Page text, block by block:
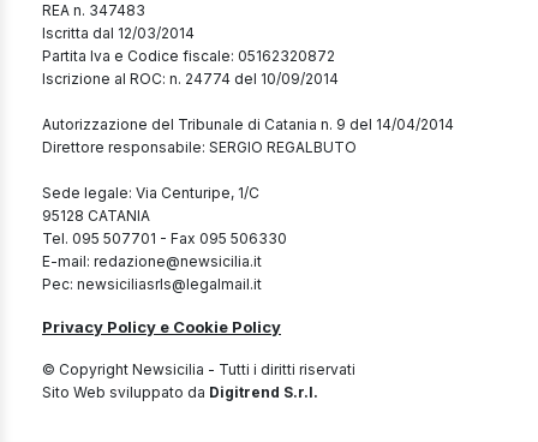
REA n. 347483
Iscritta dal 12/03/2014
Partita Iva e Codice fiscale: 05162320872
Iscrizione al ROC: n. 24774 del 10/09/2014
Autorizzazione del Tribunale di Catania n. 9 del 14/04/2014
Direttore responsabile: SERGIO REGALBUTO
Sede legale: Via Centuripe, 1/C
95128 CATANIA
Tel. 095 507701 - Fax 095 506330
E-mail: redazione@newsicilia.it
Pec: newsiciliasrls@legalmail.it
Privacy Policy e Cookie Policy
© Copyright Newsicilia - Tutti i diritti riservati
Sito Web sviluppato da Digitrend S.r.l.